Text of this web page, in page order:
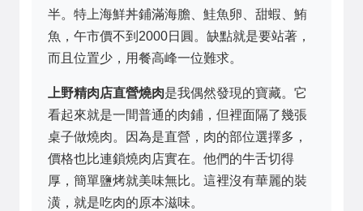
半。特上海鮮丼鋪滿海膽、鮭魚卵、甜蝦、鮪
魚，午市價不到2000日圓。缺點就是要站著，
而且位置少，用餐高峰一位難求。
上野精肉店直營燒肉是我偶然發現的寶藏。它
看起來就是一間普通的肉鋪，但裡面隔了幾張
桌子做燒肉。因為是直營，肉的部位選擇多，
價格也比連鎖燒肉店實在。他們的牛舌切得
厚，簡單鹽烤就美味無比。這裡沒有華麗的裝
潢，就是吃肉的原本滋味。